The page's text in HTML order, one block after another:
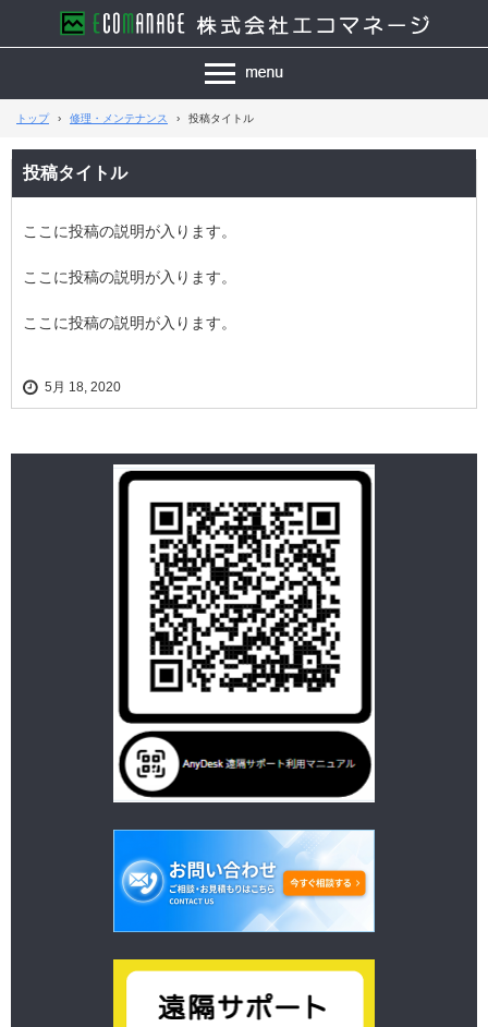
トップ › 修理・メンテナンス › 投稿タイトル
投稿タイトル
ここに投稿の説明が入ります。
ここに投稿の説明が入ります。
ここに投稿の説明が入ります。
5月 18, 2020